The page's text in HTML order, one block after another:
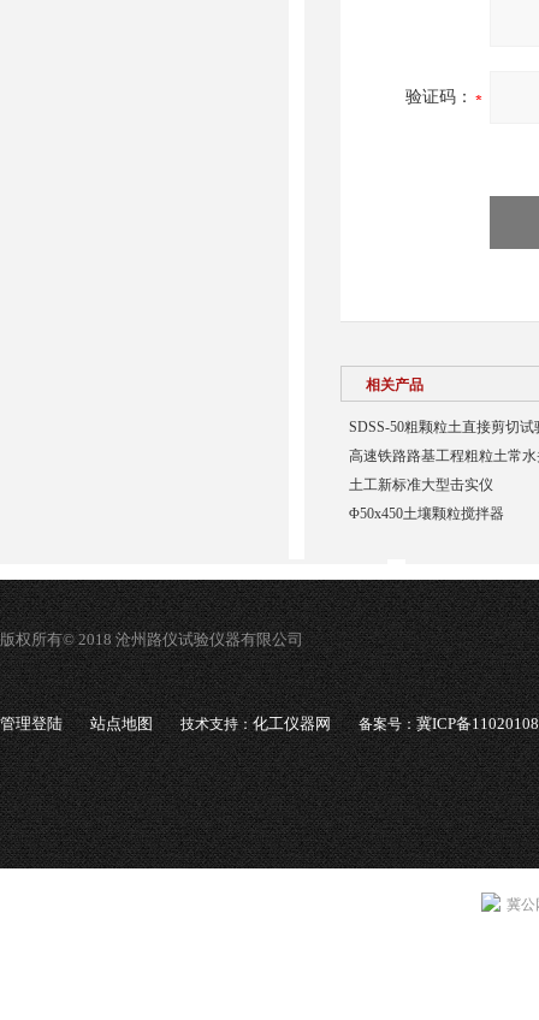
验证码：
相关产品
SDSS-50粗颗粒土直接剪切试
高速铁路路基工程粗粒土常
土工新标准大型击实仪
Φ50x450土壤颗粒搅拌器
版权所有© 2018 沧州路仪试验仪器有限公司
管理登陆 站点地图 技术支持：化工仪器网 备案号：冀ICP备
冀公